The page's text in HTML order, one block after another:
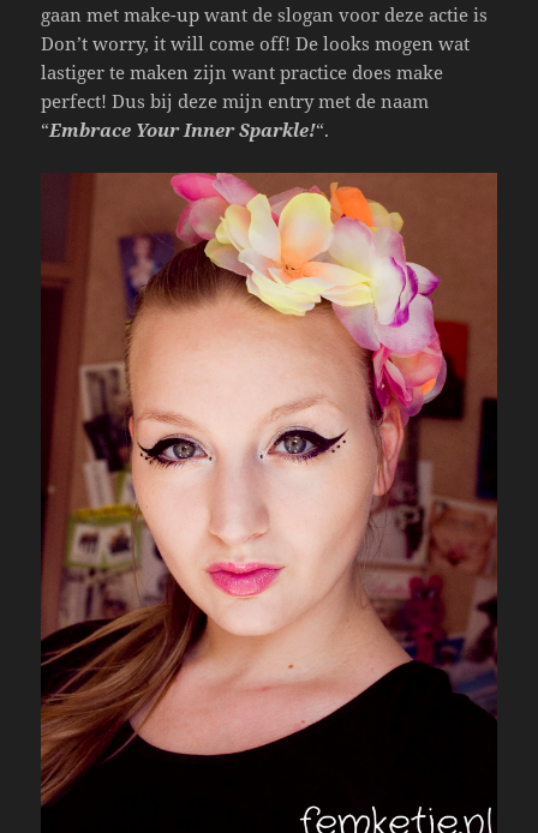
gaan met make-up want de slogan voor deze actie is
Don’t worry, it will come off! De looks mogen wat
lastiger te maken zijn want practice does make
perfect! Dus bij deze mijn entry met de naam
“Embrace Your Inner Sparkle!“.